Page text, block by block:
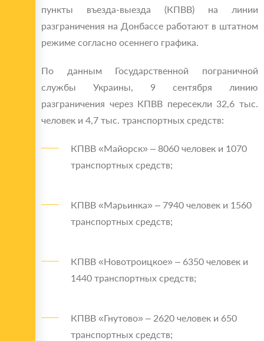
пункты въезда-выезда (КПВВ) на линии
разграничения на Донбассе работают в штатном
режиме согласно осеннего графика.
По данным Государственной пограничной
службы Украины, 9 сентября линию
разграничения через КПВВ пересекли 32,6 тыс.
человек и 4,7 тыс. транспортных средств:
КПВВ «Майорск» – 8060 человек и 1070
транспортных средств;
КПВВ «Марьинка» – 7940 человек и 1560
транспортных средств;
КПВВ «Новотроицкое» – 6350 человек и
1440 транспортных средств;
КПВВ «Гнутово» – 2620 человек и 650
транспортных средств;